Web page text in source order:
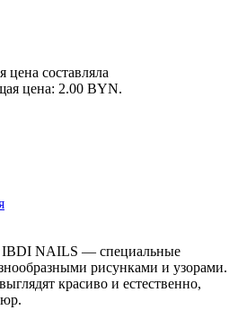
цена составляла
цена: 2.00 BYN.
IBDI NAILS — специальные
рисунками и узорами.
красиво и естественно,